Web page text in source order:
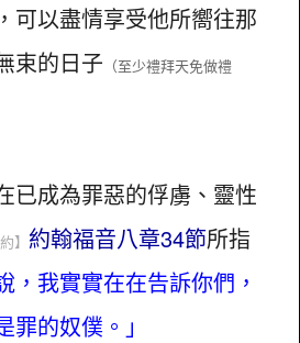
可以盡情享受他所嚮往那
束的日子 （至少禮拜天免做禮
已成為罪惡的俘虜、靈性
】 約翰福音八章34節所指
，我實實在在告訴你們，
的奴僕。」